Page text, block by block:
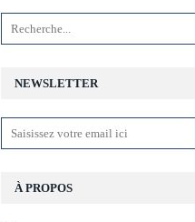
NEWSLETTER
À PROPOS